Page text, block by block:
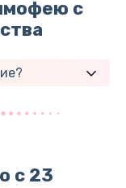
с
с 23